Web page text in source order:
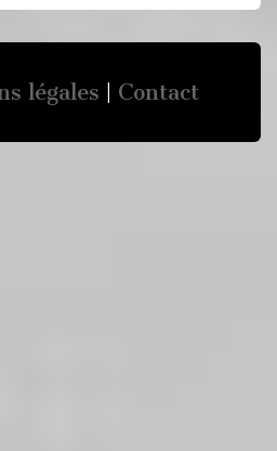
légales Contact